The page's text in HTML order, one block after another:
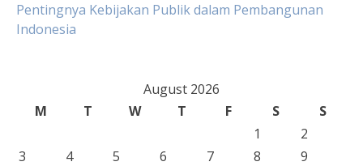
Pentingnya Kebijakan Publik dalam Pembangunan
Indonesia
August 2026
M
T W T F S
S
1
2
3
4 5 6 7 8
9